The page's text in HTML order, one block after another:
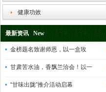
健康功效
最新资讯 New
金榜题名致谢师恩，以一盒玫
甘肃苦水油，香飘兰洽会！以一
“甘味出陇”推介活动启幕